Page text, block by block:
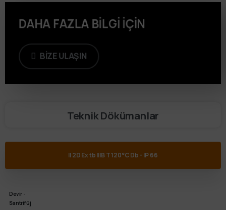
DAHA FAZLA BİLGİ İÇİN
BİZE ULAŞIN
Teknik Dökümanlar
II 2D Ex tb IIIB T 120°C Db - IP 66
Devir -
Santrifüj